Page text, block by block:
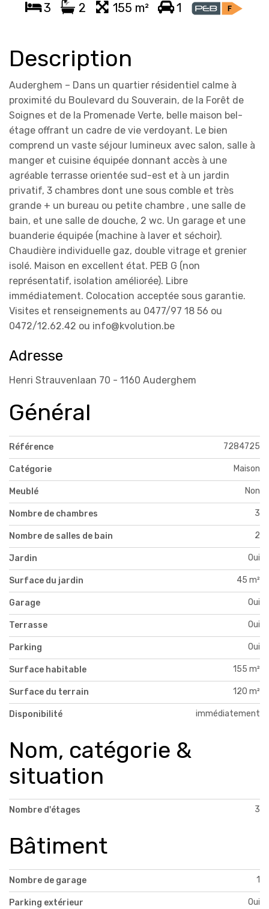
3 2 155 m² 1
Description
Auderghem – Dans un quartier résidentiel calme à
proximité du Boulevard du Souverain, de la Forêt de
Soignes et de la Promenade Verte, belle maison bel-
étage offrant un cadre de vie verdoyant. Le bien
comprend un vaste séjour lumineux avec salon, salle à
manger et cuisine équipée donnant accès à une
agréable terrasse orientée sud-est et à un jardin
privatif, 3 chambres dont une sous comble et très
grande + un bureau ou petite chambre , une salle de
bain, et une salle de douche, 2 wc. Un garage et une
buanderie équipée (machine à laver et séchoir).
Chaudière individuelle gaz, double vitrage et grenier
isolé. Maison en excellent état. PEB G (non
représentatif, isolation améliorée). Libre
immédiatement. Colocation acceptée sous garantie.
Visites et renseignements au 0477/97 18 56 ou
0472/12.62.42 ou info@kvolution.be
Adresse
Henri Strauvenlaan 70 - 1160 Auderghem
Général
Référence 7284725
Catégorie Maison
Meublé Non
Nombre de chambres 3
Nombre de salles de bain 2
Jardin Oui
Surface du jardin 45 m²
Garage Oui
Terrasse Oui
Parking Oui
Surface habitable 155 m²
Surface du terrain 120 m²
Disponibilité immédiatement
Nom, catégorie &
situation
Nombre d'étages 3
Bâtiment
Nombre de garage 1
Parking extérieur Oui